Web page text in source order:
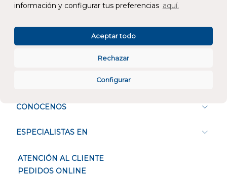
información y configurar tus preferencias aquí.
Configurar
Rechazar
Aceptar todo
Atención al cliente
CONÓCENOS
ESPECIALISTAS EN
ATENCIÓN AL CLIENTE
PEDIDOS ONLINE